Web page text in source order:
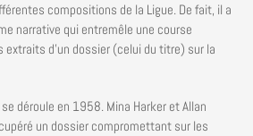
compositions de la Ligue. De fait, il a
narrative qui entremêle une course
extraits d’un dossier (celui du titre) sur la
déroule en 1958. Mina Harker et Allan
un dossier compromettant sur les